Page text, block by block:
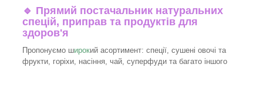
🔹 Прямий постачальник натуральних
спецій, приправ та продуктів для
здоров'я
Пропонуємо широкий асортимент: спеції, сушені овочі та
фрукти, горіхи, насіння, чай, суперфуди та багато іншого